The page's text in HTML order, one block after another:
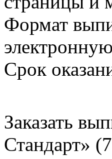
Формат
Срок
Заказать
Стандарт»